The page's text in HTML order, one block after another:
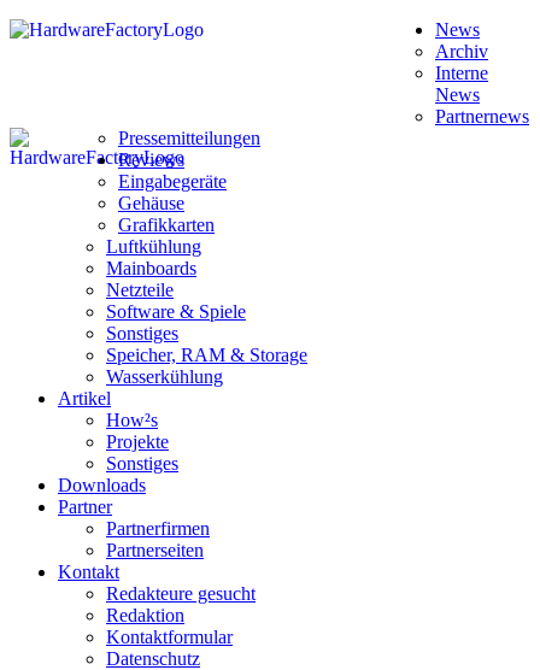
News
Archiv
Interne
News
Partnernews
Pressemitteilungen
Reviews
Eingabegeräte
Gehäuse
Grafikkarten
Luftkühlung
Mainboards
Netzteile
Software & Spiele
Sonstiges
Speicher, RAM & Storage
Wasserkühlung
Artikel
How²s
Projekte
Sonstiges
Downloads
Partner
Partnerfirmen
Partnerseiten
Kontakt
Redakteure gesucht
Redaktion
Kontaktformular
Datenschutz